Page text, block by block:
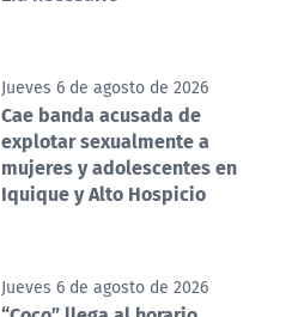
Jueves 6 de agosto de 2026
Cae banda acusada de
explotar sexualmente a
mujeres y adolescentes en
Iquique y Alto Hospicio
Jueves 6 de agosto de 2026